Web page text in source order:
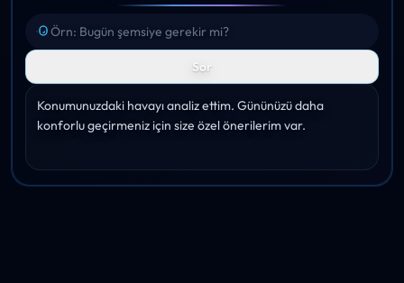
Sor
Konumunuzdaki havayı analiz ettim. Gününüzü daha
konforlu geçirmeniz için size özel önerilerim var.